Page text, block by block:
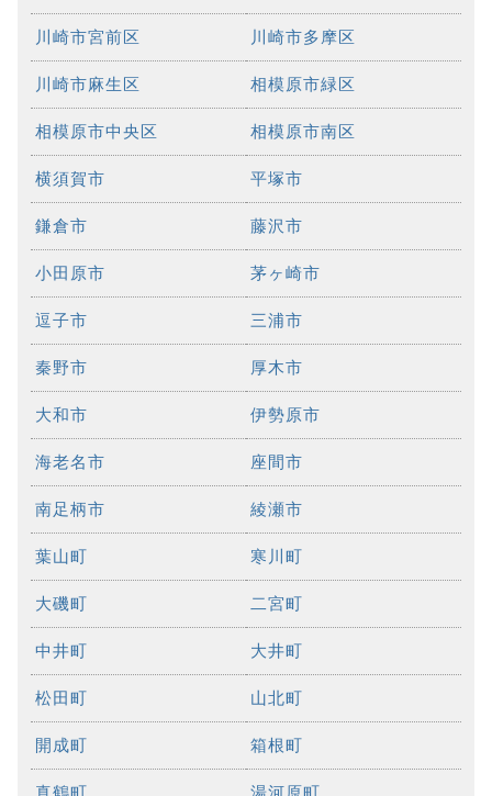
川崎市宮前区 川崎市多摩区
川崎市麻生区 相模原市緑区
相模原市中央区 相模原市南区
横須賀市 平塚市
鎌倉市 藤沢市
小田原市 茅ヶ崎市
逗子市 三浦市
秦野市 厚木市
大和市 伊勢原市
海老名市 座間市
南足柄市 綾瀬市
葉山町 寒川町
大磯町 二宮町
中井町 大井町
松田町 山北町
開成町 箱根町
真鶴町 湯河原町